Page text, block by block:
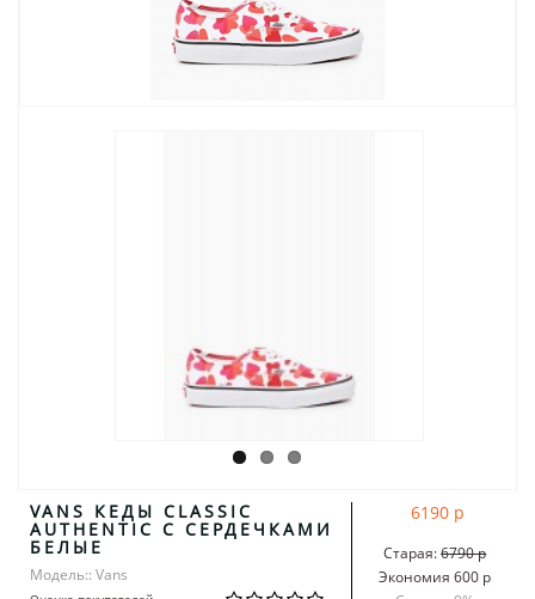
VANS КЕДЫ CLASSIC
AUTHENTIC С СЕРДЕЧКАМИ
БЕЛЫЕ
Модель:: Vans
6190 р
Старая:6790 р
Экономия 600 р